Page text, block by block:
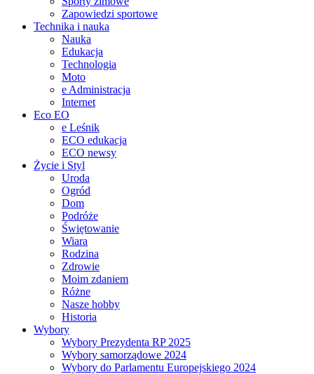
Zapowiedzi sportowe
Technika i nauka
Nauka
Edukacja
Technologia
Moto
e Administracja
Internet
Eco EO
e Leśnik
ECO edukacja
ECO newsy
Życie i Styl
Uroda
Ogród
Dom
Podróże
Świętowanie
Wiara
Rodzina
Zdrowie
Moim zdaniem
Różne
Nasze hobby
Historia
Wybory
Wybory Prezydenta RP 2025
Wybory samorządowe 2024
Wybory do Parlamentu Europejskiego 2024